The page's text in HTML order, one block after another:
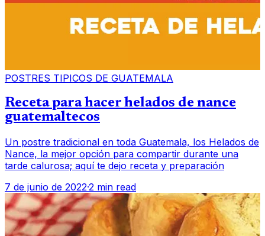
POSTRES TIPICOS DE GUATEMALA
Receta para hacer helados de nance
guatemaltecos
Un postre tradicional en toda Guatemala, los Helados de
Nance, la mejor opción para compartir durante una
tarde calurosa; aquí te dejo receta y preparación
7 de junio de 2022·2 min read